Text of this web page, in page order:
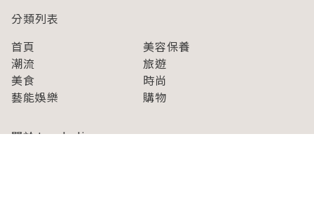
分類列表
首頁
美容保養
潮流
旅遊
美食
時尚
藝能娛樂
購物
關於Japaholic